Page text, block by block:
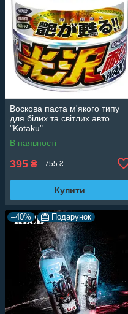
Воскова паста м'якого типу
для білих та світлих авто
"Kotaku"
В наявності
395 ₴ 755 ₴
Купити
–40% Подарунок